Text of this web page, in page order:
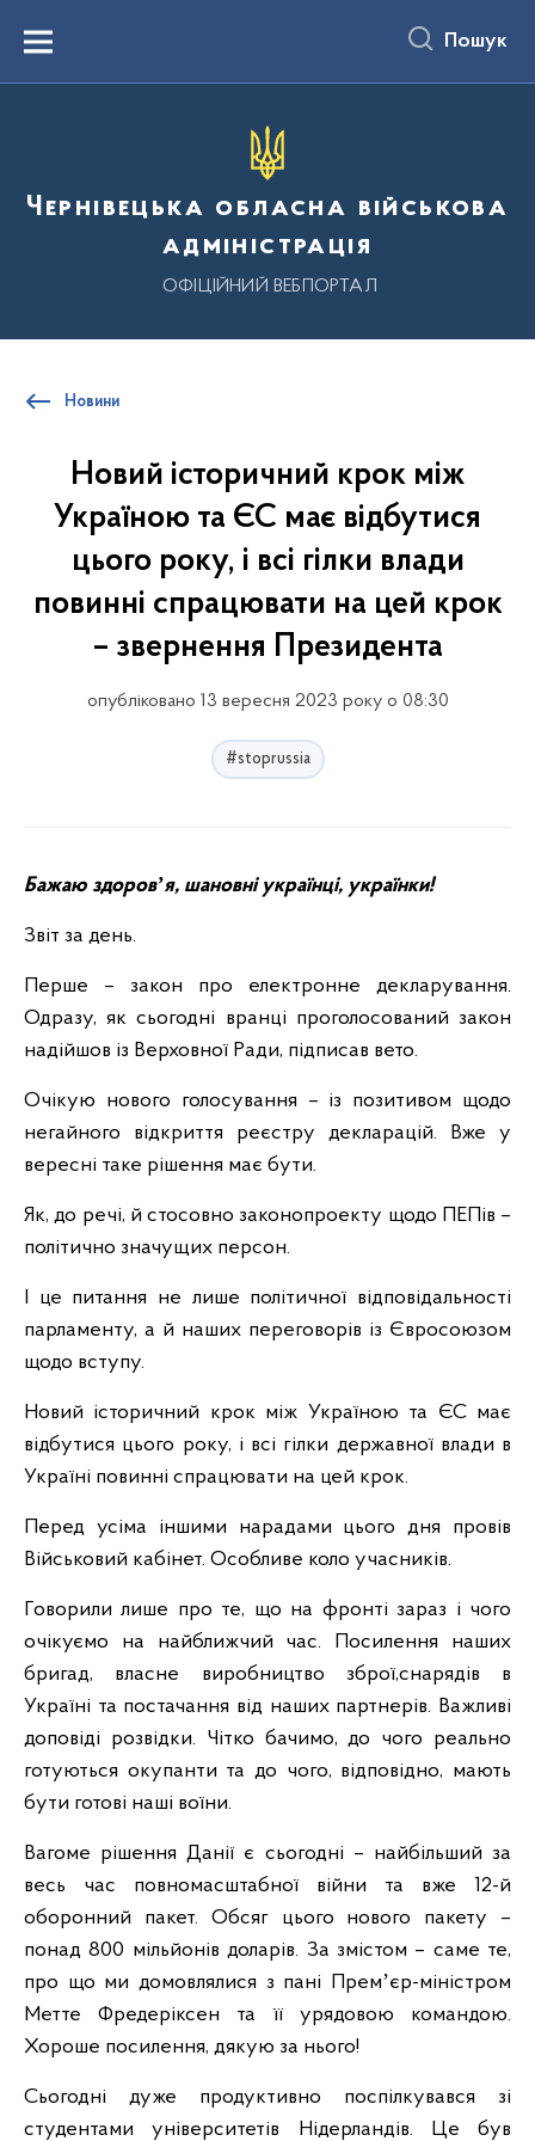
вмістуMenu Пошук
Чернівецька обласна військова
адміністрація
ОФІЦІЙНИЙ ВЕБПОРТАЛ
Новини
Новий історичний крок між
Україною та ЄС має відбутися
цього року, і всі гілки влади
повинні спрацювати на цей крок
– звернення Президента
опубліковано 13 вересня 2023 року о 08:30
#stoprussia
Бажаю здоровʼя, шановні українці, українки!
Звіт за день.
Перше – закон про електронне декларування.
Одразу, як сьогодні вранці проголосований закон
надійшов із Верховної Ради, підписав вето.
Очікую нового голосування – із позитивом щодо
негайного відкриття реєстру декларацій. Вже у
вересні таке рішення має бути.
Як, до речі, й стосовно законопроекту щодо ПЕПів –
політично значущих персон.
І це питання не лише політичної відповідальності
парламенту, а й наших переговорів із Євросоюзом
щодо вступу.
Новий історичний крок між Україною та ЄС має
відбутися цього року, і всі гілки державної влади в
Україні повинні спрацювати на цей крок.
Перед усіма іншими нарадами цього дня провів
Військовий кабінет. Особливе коло учасників.
Говорили лише про те, що на фронті зараз і чого
очікуємо на найближчий час. Посилення наших
бригад, власне виробництво зброї,снарядів в
Україні та постачання від наших партнерів. Важливі
доповіді розвідки. Чітко бачимо, до чого реально
готуються окупанти та до чого, відповідно, мають
бути готові наші воїни.
Вагоме рішення Данії є сьогодні – найбільший за
весь час повномасштабної війни та вже 12-й
оборонний пакет. Обсяг цього нового пакету –
понад 800 мільйонів доларів. За змістом – саме те,
про що ми домовлялися з пані Премʼєр-міністром
Метте Фредеріксен та її урядовою командою.
Хороше посилення, дякую за нього!
Сьогодні дуже продуктивно поспілкувався зі
студентами університетів Нідерландів. Це був